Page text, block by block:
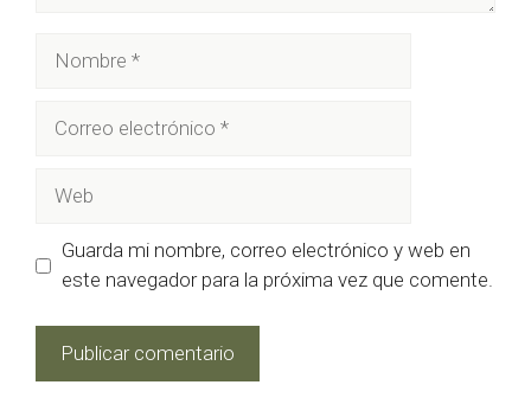
Guarda mi nombre, correo electrónico y web en
este navegador para la próxima vez que comente.